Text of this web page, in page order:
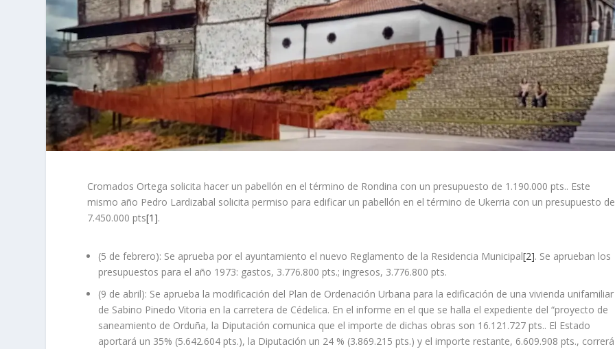
Cromados Ortega solicita hacer un pabellón en el término de Rondina con un presupuesto de 1.190.000 pts.. Este
mismo año Pedro Lardizabal solicita permiso para edificar un pabellón en el término de Ukerria con un presupuesto de
7.450.000 pts[1].
(5 de febrero): Se aprueba por el ayuntamiento el nuevo Reglamento de la Residencia Municipal[2]. Se aprueban los
presupuestos para el año 1973: gastos, 3.776.800 pts.; ingresos, 3.776.800 pts.
(9 de abril): Se aprueba la modificación del Plan de Ordenación Urbana para la edificación de una vivienda unifamiliar
de Sabino Pinedo Vitoria en la carretera de Cédelica. En el informe en el que se halla el expediente del “proyecto de
saneamiento de Orduña, la Diputación comunica que el importe de dichas obras son 16.121.727 pts.. El Estado
aportará un 35% (5.642.604 pts.), la Diputación un 24 % (3.869.215 pts.) y el importe restante, 6.609.908 pts., correrá